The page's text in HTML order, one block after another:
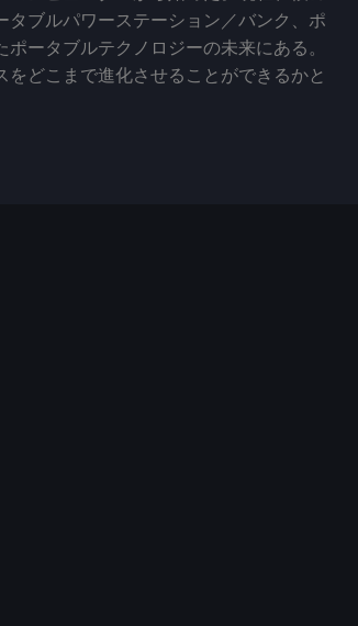
タブルパワーステーション／バンク、ポ
ータブルテクノロジーの未来にある。
をどこまで進化させることができるかと